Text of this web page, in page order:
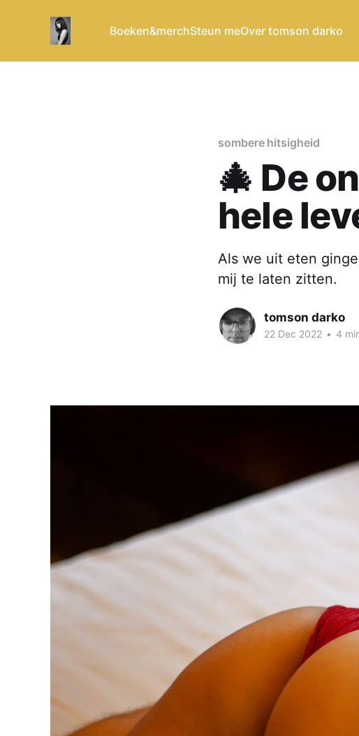
Boeken&merchSteun meOver tomson darko
sombere hitsigheid
🎄 De
hele
Als we uit eten
mij te laten zitten.
tomson darko
22 Dec 2022 • 4